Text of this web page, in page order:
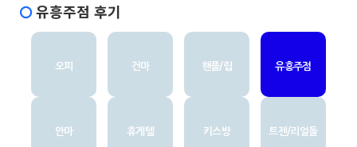
유흥주점 후기
오피 건마 핸플/립 유흥주점
안마 휴게텔 키스방 트젠/리얼돌